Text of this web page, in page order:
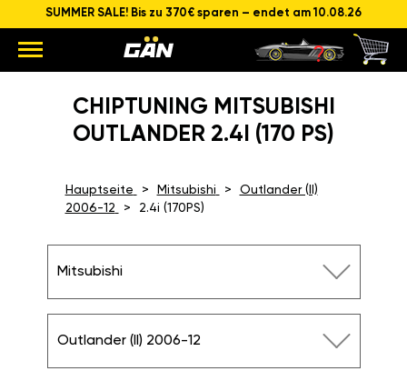
SUMMER SALE! Bis zu 370€ sparen – endet am 10.08.26
CHIPTUNING MITSUBISHI
OUTLANDER 2.4I (170 PS)
Hauptseite Mitsubishi
Outlander (II)
2006-12
2.4i (170PS)
Mitsubishi
Outlander (II) 2006-12